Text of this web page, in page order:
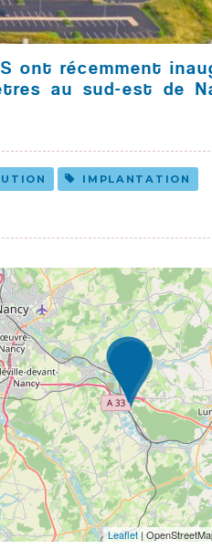
ont récemment
au sud-est de
IMPLANTATION